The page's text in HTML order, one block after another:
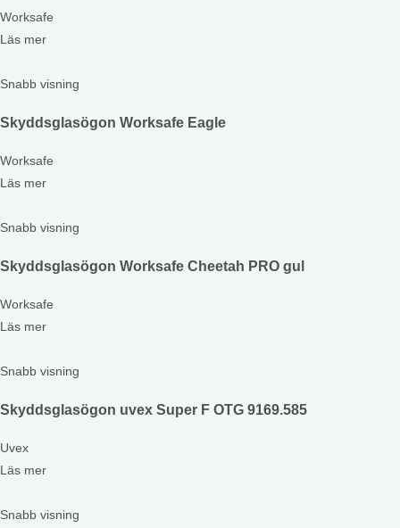
Worksafe
Läs mer
Snabb visning
Skyddsglasögon Worksafe Eagle
Worksafe
Läs mer
Snabb visning
Skyddsglasögon Worksafe Cheetah PRO gul
Worksafe
Läs mer
Snabb visning
Skyddsglasögon uvex Super F OTG 9169.585
Uvex
Läs mer
Snabb visning